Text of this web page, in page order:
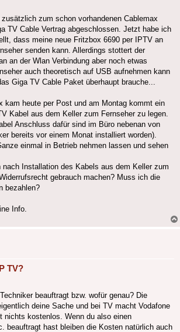
zum schon vorhandenen Cablemax
TV Cable Vertrag abgeschlossen. Jetzt habe ich
dass meine neue Fritzbox 6690 per IPTV an
senden kann. Allerdings stottert der
an der Wlan Verbindung aber noch etwas
auch theoretisch auf USB aufnehmen kann
Giga TV Cable Paket überhaupt brauche...
kam heute per Post und am Montag kommt ein
Kabel aus dem Keller zum Fernseher zu legen.
Anschluss dafür sind im Büro nebenan von
bereits vor einem Monat installiert worden).
einmal in Betrieb nehmen lassen und sehen
nach Installation des Kabels aus dem Keller zum
gebrauch machen? Muss ich die
bezahlen?
Info.
TV?
beauftragt bzw. wofür genau? Die
deine Sache und bei TV macht Vodafone
nichts kostenlos. Wenn du also einen
beauftragt hast bleiben die Kosten natürlich auch